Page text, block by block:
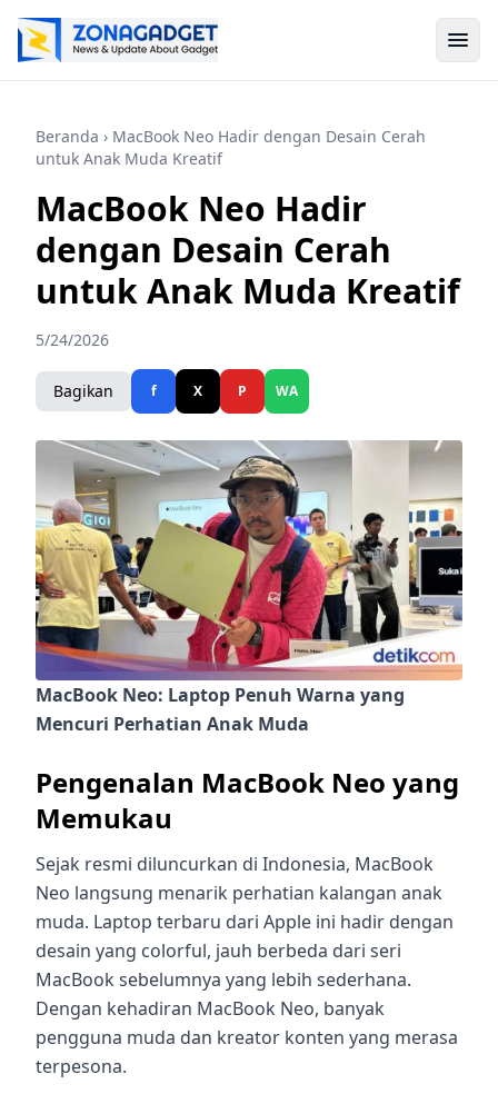
Beranda › MacBook Neo Hadir dengan Desain Cerah
untuk Anak Muda Kreatif
MacBook Neo Hadir
dengan Desain Cerah
untuk Anak Muda Kreatif
5/24/2026
Bagikan f X P WA
MacBook Neo: Laptop Penuh Warna yang
Mencuri Perhatian Anak Muda
Pengenalan MacBook Neo yang
Memukau
Sejak resmi diluncurkan di Indonesia, MacBook
Neo langsung menarik perhatian kalangan anak
muda. Laptop terbaru dari Apple ini hadir dengan
desain yang colorful, jauh berbeda dari seri
MacBook sebelumnya yang lebih sederhana.
Dengan kehadiran MacBook Neo, banyak
pengguna muda dan kreator konten yang merasa
terpesona.